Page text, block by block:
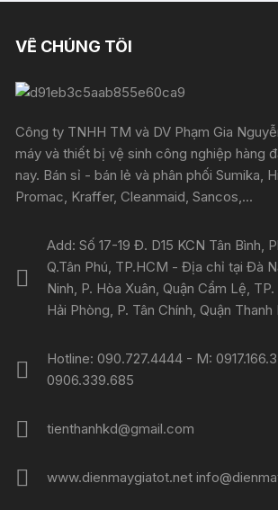
VỀ CHÚNG TÔI
Công ty TNHH TM và DV Phạm Gia
máy và thiết bị vệ sinh công nghiệp hàng
nay. Bán sỉ - bán lẻ và phân phối Sumika,
Promac, Kraffer, Cleanmaid, Sancos,...
Add: Số 17-19 Đ. D15 KCN Tân Bình,
Q.Tân Phú, TP.HCM - Địa chỉ tại Đà
Ninh, P. Hòa Xuân, Quận Cẩm Lệ,
Hải Phòng, P. Tân Chính, Quận
Hotline: 090.727.4444 - M:
0906.339.685
tienthanhkd@gmail.com
www.dienmaygiatot.net